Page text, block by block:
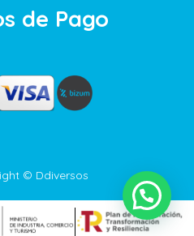
de Pago
© Ddiversos